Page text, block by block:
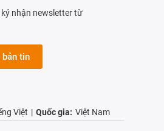
nhận newsletter từ
tin
Việt | Quốc gia: Việt Nam